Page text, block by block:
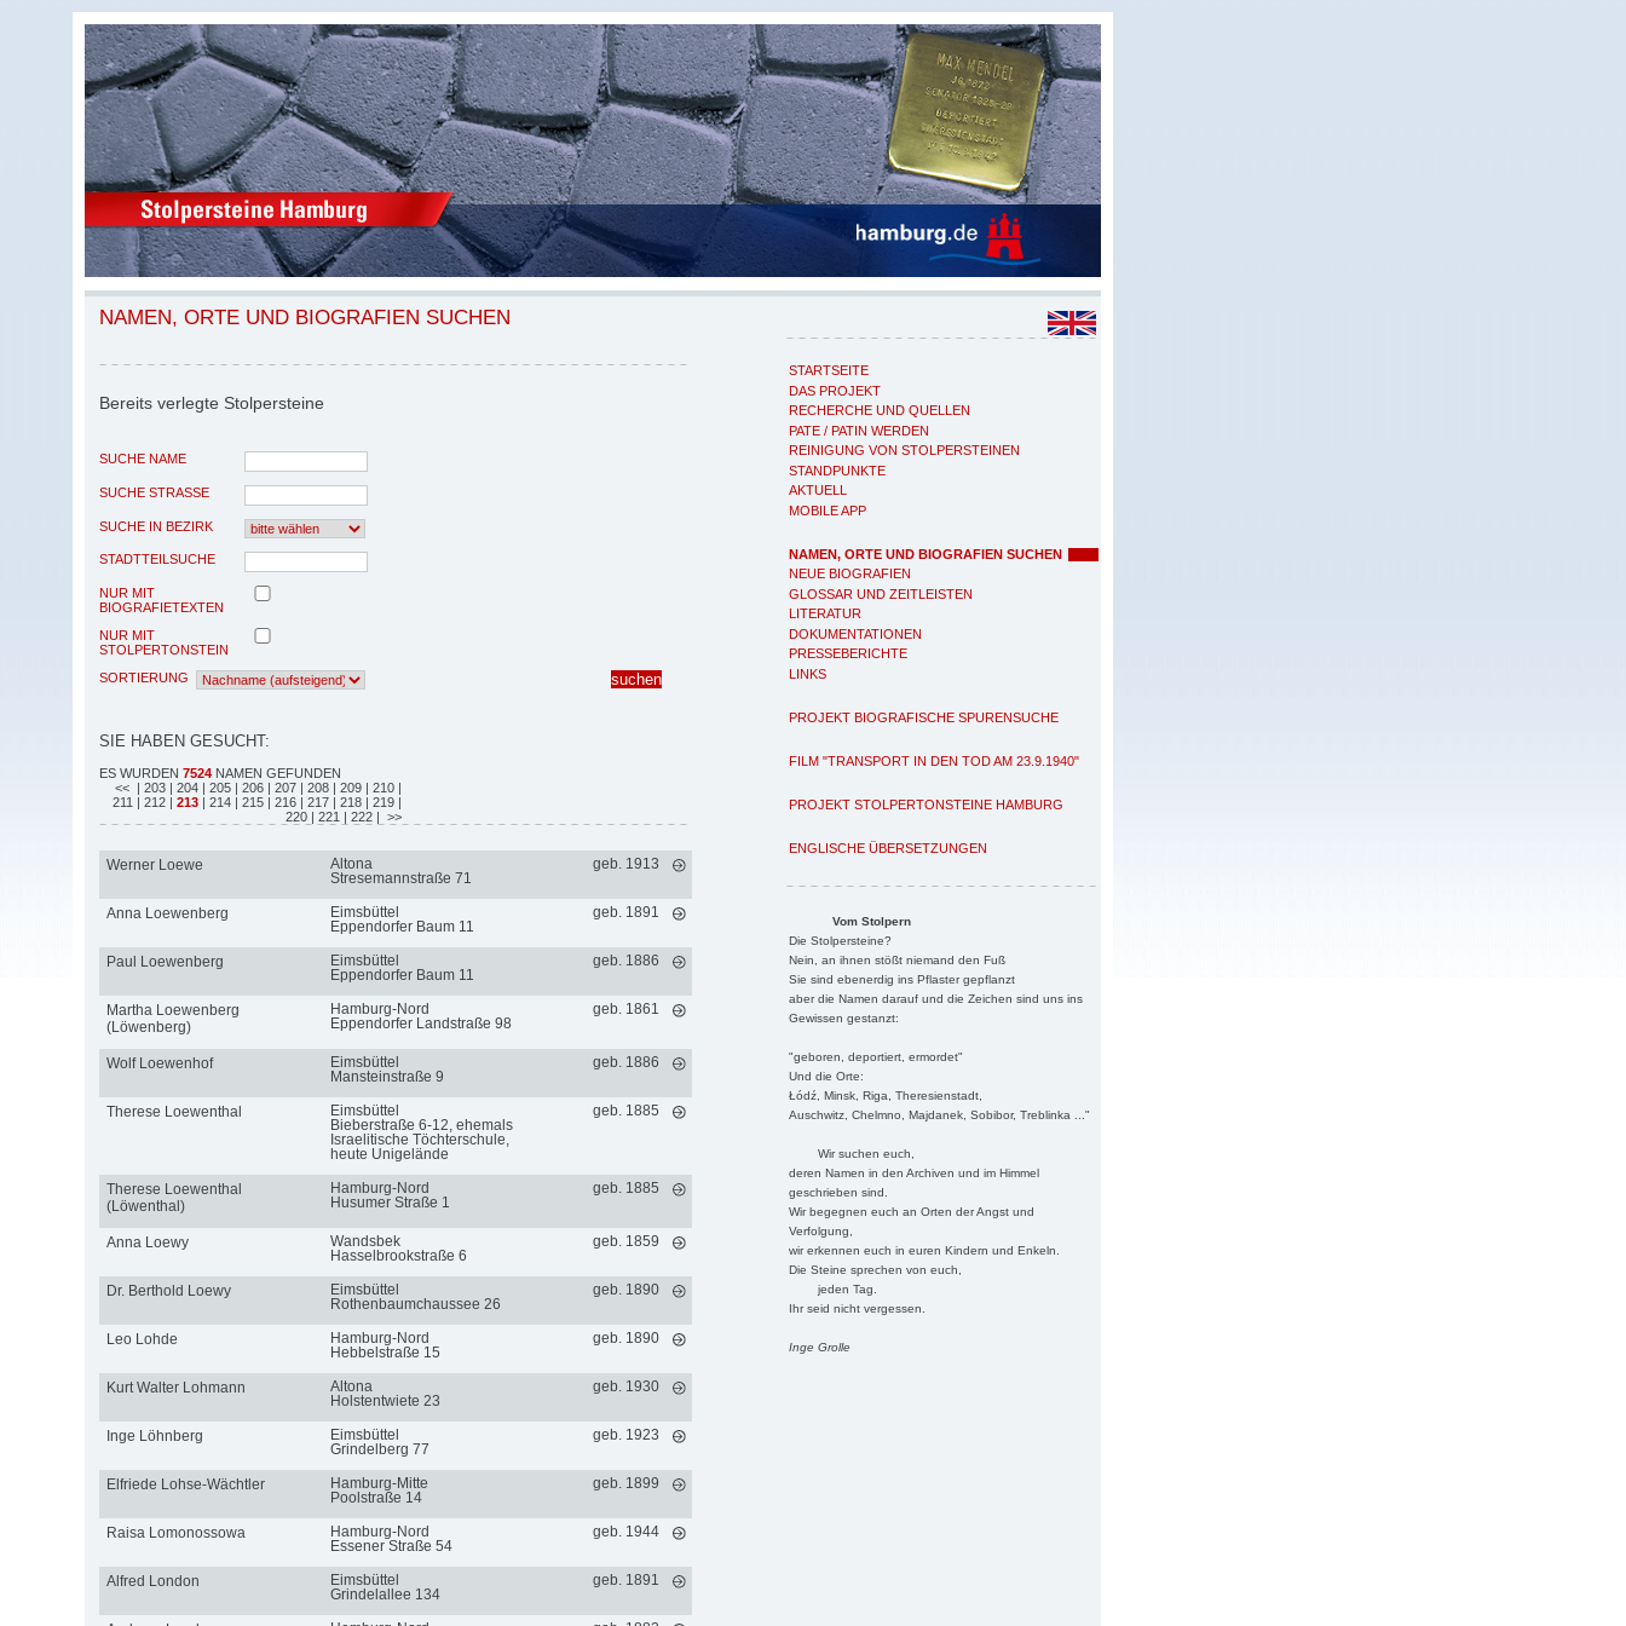
STARTSEITE
DAS PROJEKT
RECHERCHE UND QUELLEN
PATE / PATIN WERDEN
REINIGUNG VON STOLPERSTEINEN
STANDPUNKTE
AKTUELL
MOBILE APP
NAMEN, ORTE UND BIOGRAFIEN SUCHEN
NEUE BIOGRAFIEN
GLOSSAR UND ZEITLEISTEN
LITERATUR
DOKUMENTATIONEN
PRESSEBERICHTE
LINKS
PROJEKT BIOGRAFISCHE SPURENSUCHE
FILM "TRANSPORT IN DEN TOD AM 23.9.1940"
PROJEKT STOLPERTONSTEINE HAMBURG
ENGLISCHE ÜBERSETZUNGEN
Vom Stolpern
Die Stolpersteine?
Nein, an ihnen stößt niemand den Fuß
Sie sind ebenerdig ins Pflaster gepflanzt
aber die Namen darauf und die Zeichen sind uns ins
Gewissen gestanzt:
"geboren, deportiert, ermordet"
Und die Orte:
Łódź, Minsk, Riga, Theresienstadt,
Auschwitz, Chelmno, Majdanek, Sobibor, Treblinka ..."
Wir suchen euch,
deren Namen in den Archiven und im Himmel
geschrieben sind.
Wir begegnen euch an Orten der Angst und
Verfolgung,
wir erkennen euch in euren Kindern und Enkeln.
Die Steine sprechen von euch,
jeden Tag.
Ihr seid nicht vergessen.
Inge Grolle
NAMEN, ORTE UND BIOGRAFIEN SUCHEN
Bereits verlegte Stolpersteine
SUCHE NAME
SUCHE STRASSE
SUCHE IN BEZIRK
STADTTEILSUCHE
NUR MIT
BIOGRAFIETEXTEN
NUR MIT
STOLPERTONSTEIN
SORTIERUNG
SIE HABEN GESUCHT:
ES WURDEN 7524 NAMEN GEFUNDEN
<< | 203 | 204 | 205 | 206 | 207 | 208 | 209 | 210 |
211 | 212 | 213 | 214 | 215 | 216 | 217 | 218 | 219 |
220 | 221 | 222 | >>
Werner Loewe
Altona
Stresemannstraße 71
geb. 1913
Anna Loewenberg
Eimsbüttel
Eppendorfer Baum 11
geb. 1891
Paul Loewenberg
Eimsbüttel
Eppendorfer Baum 11
geb. 1886
Martha Loewenberg
(Löwenberg)
Hamburg-Nord
Eppendorfer Landstraße 98
geb. 1861
Wolf Loewenhof
Eimsbüttel
Mansteinstraße 9
geb. 1886
Therese Loewenthal
Eimsbüttel
Bieberstraße 6-12, ehemals
Israelitische Töchterschule,
heute Unigelände
geb. 1885
Therese Loewenthal
(Löwenthal)
Hamburg-Nord
Husumer Straße 1
geb. 1885
Anna Loewy
Wandsbek
Hasselbrookstraße 6
geb. 1859
Dr. Berthold Loewy
Eimsbüttel
Rothenbaumchaussee 26
geb. 1890
Leo Lohde
Hamburg-Nord
Hebbelstraße 15
geb. 1890
Kurt Walter Lohmann
Altona
Holstentwiete 23
geb. 1930
Inge Löhnberg
Eimsbüttel
Grindelberg 77
geb. 1923
Elfriede Lohse-Wächtler
Hamburg-Mitte
Poolstraße 14
geb. 1899
Raisa Lomonossowa
Hamburg-Nord
Essener Straße 54
geb. 1944
Alfred London
Eimsbüttel
Grindelallee 134
geb. 1891